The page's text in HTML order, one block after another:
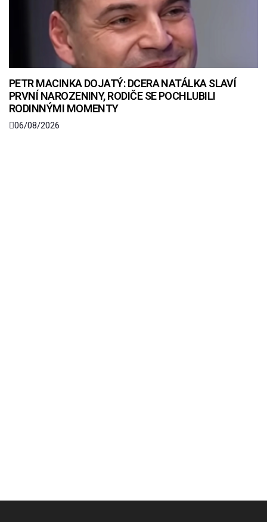
PETR MACINKA DOJATÝ: DCERA NATÁLKA SLAVÍ
PRVNÍ NAROZENINY, RODIČE SE POCHLUBILI
RODINNÝMI MOMENTY
06/08/2026